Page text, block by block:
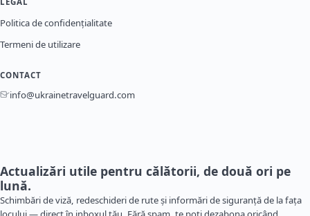
Politica de confidențialitate
Termeni de utilizare
CONTACT
info@ukrainetravelguard.com
Actualizări utile pentru călătorii, de două ori pe
lună.
Schimbări de viză, redeschideri de rute și informări de siguranță de la fața